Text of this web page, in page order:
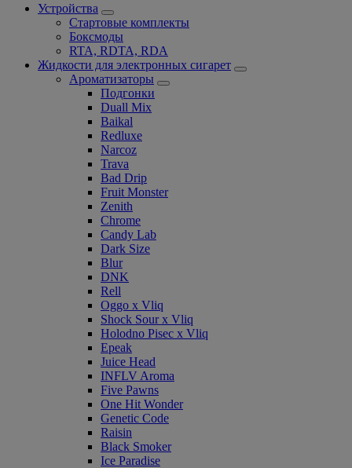
Устройства
Стартовые комплекты
Боксмоды
RTA, RDTA, RDA
Жидкости для электронных сигарет
Ароматизаторы
Подгонки
Duall Mix
Baikal
Redluxe
Narcoz
Trava
Bad Drip
Fruit Monster
Zenith
Chrome
Candy Lab
Dark Size
Blur
DNK
Rell
Oggo x Vliq
Shock Sour x Vliq
Holodno Pisec x Vliq
Epeak
Juice Head
INFLV Aroma
Five Pawns
One Hit Wonder
Genetic Code
Raisin
Black Smoker
Ice Paradise